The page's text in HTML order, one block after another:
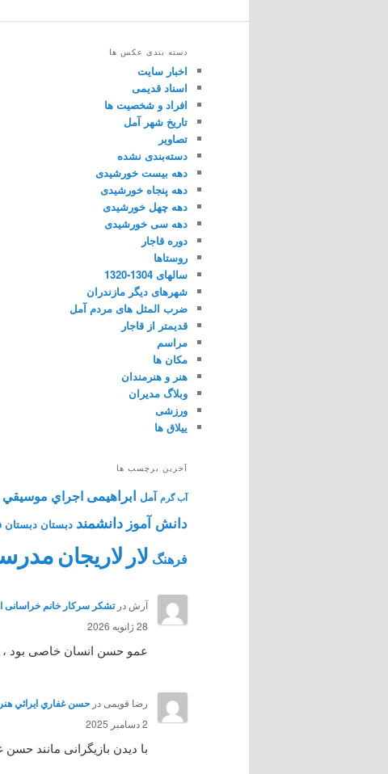
دسته بندی عکس ها
اخبار سایت
اسناد قدیمی
افراد و شخصیت ها
تاریخ شهر آمل
تصاویر
دسته‌بندی نشده
دهه بیست خورشیدی
دهه پنجاه خورشیدی
دهه چهل خورشیدی
دهه سی خورشیدی
دوره قاجار
روستاها
سالهای 1304-1320
شهرهای دیگر مازندران
ضرب المثل های مردم آمل
قدیمتر از قاجار
مراسم
مکان ها
هنر و هنرمندان
وبلاگ مدیران
ورزشی
ییلاق ها
آخرین برچسب ها
آب گرم آمل ابراهیمی اجراي موسيقي
دانش آموز دانشمند دبستان دبستان
فرهنگ لار لاریجان
آرش درتشکر سرکار خانم خراسانی
28 ژانویه 2026
عمو حسن انسان خاصی بود ،
رضا قویمی در حسن غفاري ايرائي هنرپيشه دهه
2 دسامبر 2025
با دیدن بازیگرانی مانند